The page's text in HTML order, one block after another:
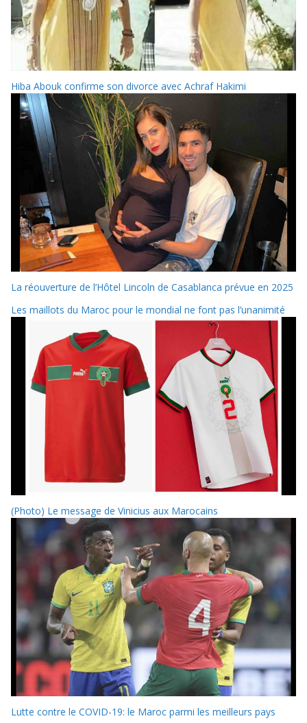
Hiba Abouk confirme son divorce avec Achraf Hakimi
La réouverture de l’Hôtel Lincoln de Casablanca prévue en 2025
Les maillots du Maroc pour le mondial ne font pas l’unanimité
(Photo) Le message de Vinicius aux Marocains
Lutte contre le COVID-19: le Maroc parmi les meilleurs pays